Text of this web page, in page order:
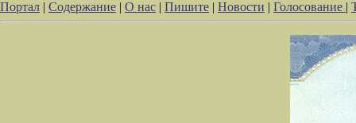
Портал | Содержание | О нас | Пишите | Новости | Голосование |